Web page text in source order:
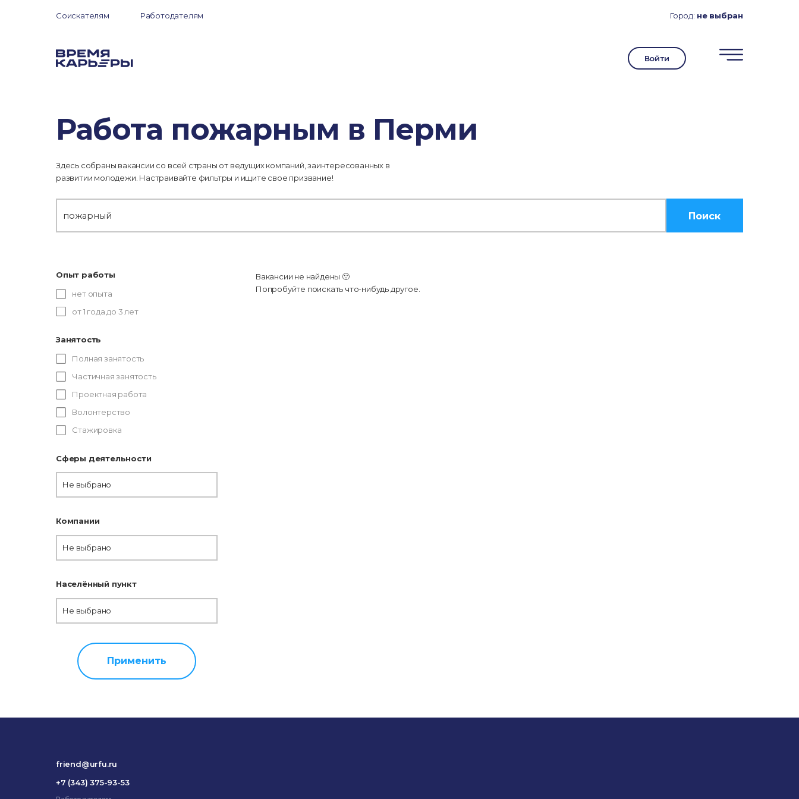
Соискателям Работодателям Город: не выбран
Войти
Работа пожарным в Перми
Здесь собраны вакансии со всей страны от ведущих компаний, заинтересованных в
развитии молодежи. Настраивайте фильтры и ищите свое призвание!
Поиск
Опыт работы
нет опыта
от 1 года до 3 лет
Занятость
Полная занятость
Частичная занятость
Проектная работа
Волонтерство
Стажировка
Сферы деятельности
Не выбрано
Компании
Не выбрано
Населённый пункт
Не выбрано
Применить
Вакансии не найдены 🙁
Попробуйте поискать что-нибудь другое.
friend@urfu.ru
+7 (343) 375-93-53